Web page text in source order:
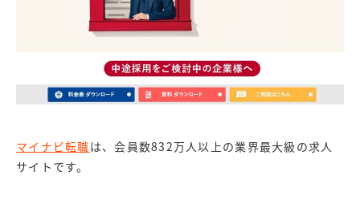
マイナビ転職は、会員数832万人以上の業界最大級の求人
サイトです。